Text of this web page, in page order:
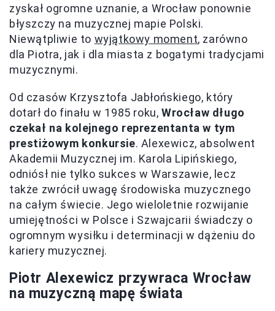
zyskał ogromne uznanie, a Wrocław ponownie
błyszczy na muzycznej mapie Polski.
Niewątpliwie to wyjątkowy moment, zarówno
dla Piotra, jak i dla miasta z bogatymi tradycjami
muzycznymi.
Od czasów Krzysztofa Jabłońskiego, który
dotarł do finału w 1985 roku,Wrocław długo
czekał na kolejnego reprezentanta w tym
prestiżowym konkursie. Alexewicz, absolwent
Akademii Muzycznej im. Karola Lipińskiego,
odniósł nie tylko sukces w Warszawie, lecz
także zwrócił uwagę środowiska muzycznego
na całym świecie. Jego wieloletnie rozwijanie
umiejętności w Polsce i Szwajcarii świadczy o
ogromnym wysiłku i determinacji w dążeniu do
kariery muzycznej.
Piotr Alexewicz przywraca Wrocław
na muzyczną mapę świata